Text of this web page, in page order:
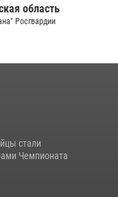
стали
Чемпионата